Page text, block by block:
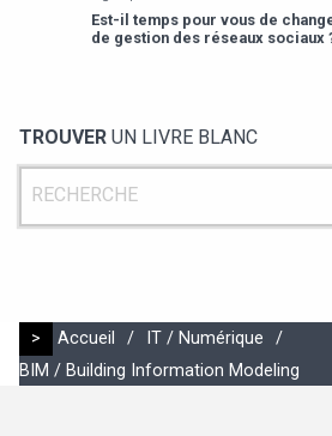
temps pour vous de changer de plateforme
des réseaux sociaux ?
TROUVER UN LIVRE BLANC
> Accueil / IT / Numérique
/
BIM / Building Information Modeling